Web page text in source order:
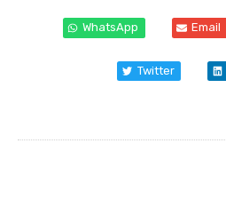
WhatsApp Email
Twitter